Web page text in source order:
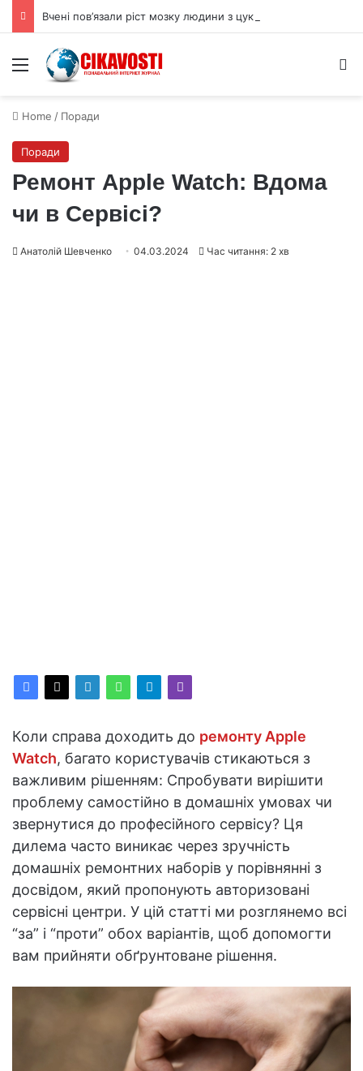
Вчені пов’язали ріст мозку людини з цукрами в раціоні
Menu
Home / Поради
Поради
Ремонт Apple Watch: Вдома
чи в Сервісі?
Анатолій Шевченко 04.03.2024 Час читання: 2 хв
Коли справа доходить до ремонту Apple
Watch, багато користувачів стикаються з
важливим рішенням: Спробувати вирішити
проблему самостійно в домашніх умовах чи
звернутися до професійного сервісу? Ця
дилема часто виникає через зручність
домашніх ремонтних наборів у порівнянні з
досвідом, який пропонують авторизовані
сервісні центри. У цій статті ми розглянемо всі
“за” і “проти” обох варіантів, щоб допомогти
вам прийняти обґрунтоване рішення.